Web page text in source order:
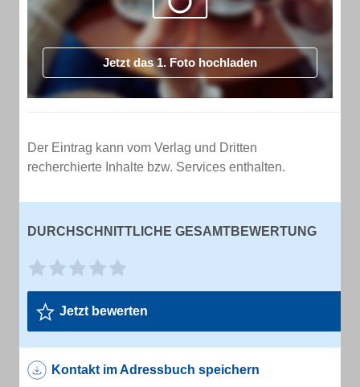
Jetzt das 1. Foto hochladen
Der Eintrag kann vom Verlag und Dritten
recherchierte Inhalte bzw. Services enthalten.
DURCHSCHNITTLICHE GESAMTBEWERTUNG
Jetzt bewerten
Kontakt im Adressbuch speichern